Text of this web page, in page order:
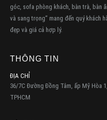
góc, sofa phòng khách, bàn trà, bàn
và sang trọng” mang đến quý khách
đẹp và giá cả hợp lý.
THÔNG TIN
ĐỊA CHỈ
36/7C Đường Đồng Tâm, ấp Mỹ Hòa
TPHCM